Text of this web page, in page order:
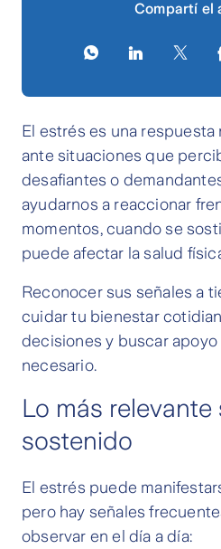
Compartí el
El estrés es una
ante situaciones que
desafiantes o
ayudarnos a reaccionar
momentos, cuando se
puede afectar la salud
Reconocer sus señales a
cuidar tu bienestar
decisiones y buscar apoyo
necesario.
Lo más
sostenido
El estrés puede
pero hay señales
observar en el día a día: